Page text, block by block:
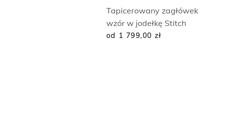
Tapicerowany zagłówek
wzór w jodełkę Stitch
od 1 799,00 zł